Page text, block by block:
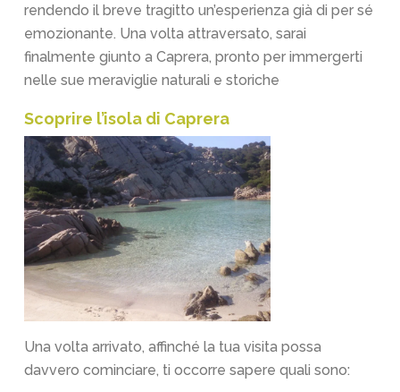
rendendo il breve tragitto un’esperienza già di per sé
emozionante. Una volta attraversato, sarai
finalmente giunto a Caprera, pronto per immergerti
nelle sue meraviglie naturali e storiche
Scoprire l’isola di Caprera
Una volta arrivato, affinché la tua visita possa
davvero cominciare, ti occorre sapere quali sono: